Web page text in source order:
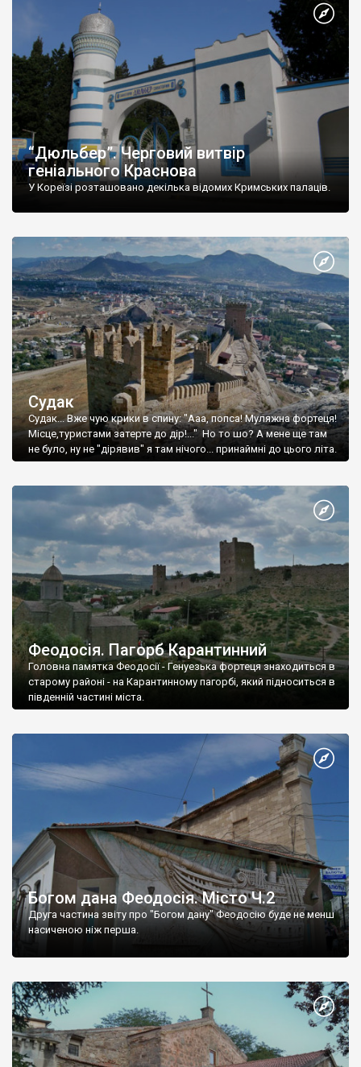
“Дюльбер”. Черговий витвір
геніального Краснова
У Кореїзі розташовано декілька відомих Кримських палаців.
Судак
Судак... Вже чую крики в спину: "Ааа, попса! Муляжна фортеця!
Місце,туристами затерте до дір!..." Но то шо? А мене ще там
не було, ну не "дірявив" я там нічого... принаймні до цього літа.
Феодосія. Пагорб Карантинний
Головна памятка Феодосії - Генуезька фортеця знаходиться в
старому районі - на Карантинному пагорбі, який підноситься в
південній частині міста.
Богом дана Феодосія. Місто Ч.2
Друга частина звіту про "Богом дану" Феодосію буде не менш
насиченою ніж перша.